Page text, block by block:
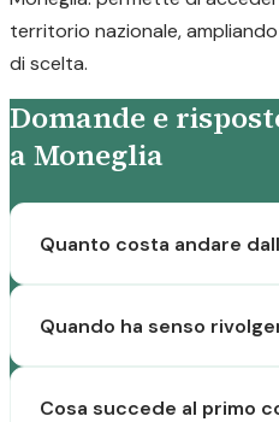
territorio nazionale,
di scelta.
Domande e
a Moneglia
Quanto costa andare
Quando ha senso
Cosa succede al primo